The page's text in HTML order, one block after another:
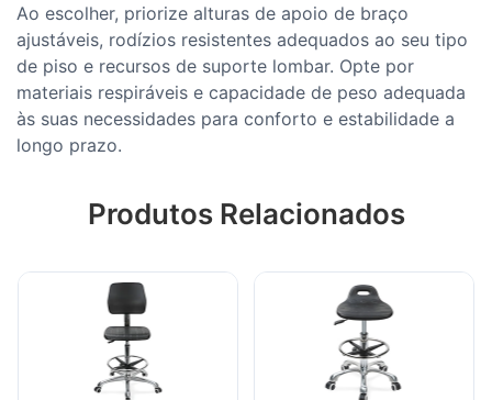
Ao escolher, priorize alturas de apoio de braço
ajustáveis, rodízios resistentes adequados ao seu tipo
de piso e recursos de suporte lombar. Opte por
materiais respiráveis ​​e capacidade de peso adequada
às suas necessidades para conforto e estabilidade a
longo prazo.
Produtos Relacionados